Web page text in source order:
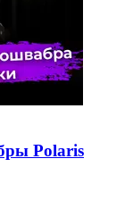
Polaris